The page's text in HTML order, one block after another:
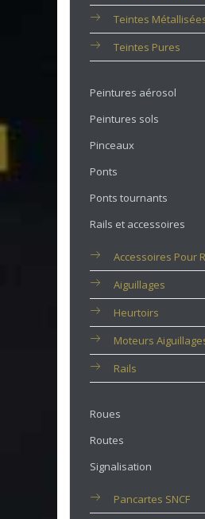
Teintes
Teintes Pures
Peintures aérosol
Peintures sols
Pinceaux
Ponts
Ponts tournants
Rails et accessoires
Accessoires Pour
Aiguillages
Heurtoirs
Moteurs
Rails
Roues
Routes
Signalisation
Pancartes SNCF